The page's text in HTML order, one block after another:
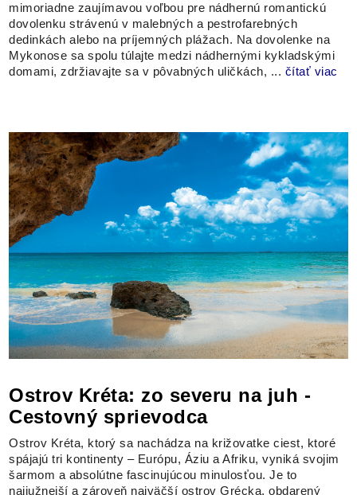
mimoriadne zaujímavou voľbou pre nádhernú romantickú
dovolenku strávenú v malebných a pestrofarebných
dedinkách alebo na príjemných plážach. Na dovolenke na
Mykonose sa spolu túlajte medzi nádhernými kykladskými
domami, zdržiavajte sa v pôvabných uličkách, ... čítať viac
Ostrov Kréta: zo severu na juh -
Cestovný sprievodca
Ostrov Kréta, ktorý sa nachádza na križovatke ciest, ktoré
spájajú tri kontinenty – Európu, Áziu a Afriku, vyniká svojim
šarmom a absolútne fascinujúcou minulosťou. Je to
najjužnejší a zároveň najväčší ostrov Grécka, obdarený